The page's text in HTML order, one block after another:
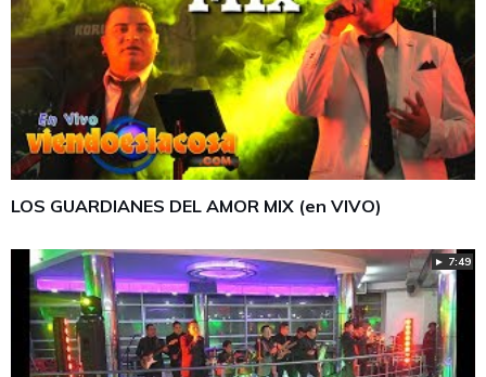
LOS GUARDIANES DEL AMOR MIX (en VIVO)
► 7:49